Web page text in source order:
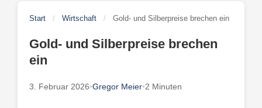
Start / Wirtschaft / Gold- und Silberpreise brechen ein
Gold- und Silberpreise brechen
ein
3. Februar 2026•Gregor Meier•2 Minuten